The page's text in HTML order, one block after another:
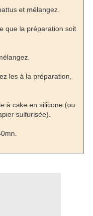
et mélangez.
que la préparation soit
les à la préparation,
à cake en silicone (ou
sulfurisée).